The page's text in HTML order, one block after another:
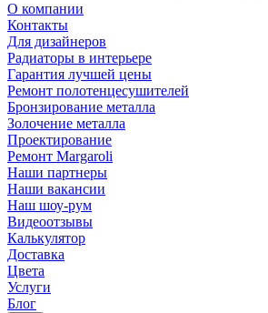
О компании
Контакты
Для дизайнеров
Радиаторы в интерьере
Гарантия лучшей цены
Ремонт полотенцесушителей
Бронзирование металла
Золочение металла
Проектирование
Ремонт Margaroli
Наши партнеры
Наши вакансии
Наш шоу-рум
Видеоотзывы
Калькулятор
Доставка
Цвета
Услуги
Блог